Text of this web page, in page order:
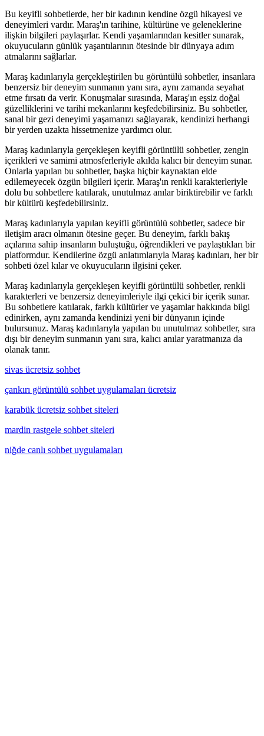
Bu keyifli sohbetlerde, her bir kadının kendine özgü hikayesi ve
deneyimleri vardır. Maraş'ın tarihine, kültürüne ve geleneklerine
ilişkin bilgileri paylaşırlar. Kendi yaşamlarından kesitler sunarak,
okuyucuların günlük yaşantılarının ötesinde bir dünyaya adım
atmalarını sağlarlar.
Maraş kadınlarıyla gerçekleştirilen bu görüntülü sohbetler, insanlara
benzersiz bir deneyim sunmanın yanı sıra, aynı zamanda seyahat
etme fırsatı da verir. Konuşmalar sırasında, Maraş'ın eşsiz doğal
güzelliklerini ve tarihi mekanlarını keşfedebilirsiniz. Bu sohbetler,
sanal bir gezi deneyimi yaşamanızı sağlayarak, kendinizi herhangi
bir yerden uzakta hissetmenize yardımcı olur.
Maraş kadınlarıyla gerçekleşen keyifli görüntülü sohbetler, zengin
içerikleri ve samimi atmosferleriyle akılda kalıcı bir deneyim sunar.
Onlarla yapılan bu sohbetler, başka hiçbir kaynaktan elde
edilemeyecek özgün bilgileri içerir. Maraş'ın renkli karakterleriyle
dolu bu sohbetlere katılarak, unutulmaz anılar biriktirebilir ve farklı
bir kültürü keşfedebilirsiniz.
Maraş kadınlarıyla yapılan keyifli görüntülü sohbetler, sadece bir
iletişim aracı olmanın ötesine geçer. Bu deneyim, farklı bakış
açılarına sahip insanların buluştuğu, öğrendikleri ve paylaştıkları bir
platformdur. Kendilerine özgü anlatımlarıyla Maraş kadınları, her bir
sohbeti özel kılar ve okuyucuların ilgisini çeker.
Maraş kadınlarıyla gerçekleşen keyifli görüntülü sohbetler, renkli
karakterleri ve benzersiz deneyimleriyle ilgi çekici bir içerik sunar.
Bu sohbetlere katılarak, farklı kültürler ve yaşamlar hakkında bilgi
edinirken, aynı zamanda kendinizi yeni bir dünyanın içinde
bulursunuz. Maraş kadınlarıyla yapılan bu unutulmaz sohbetler, sıra
dışı bir deneyim sunmanın yanı sıra, kalıcı anılar yaratmanıza da
olanak tanır.
sivas ücretsiz sohbet
çankırı görüntülü sohbet uygulamaları ücretsiz
karabük ücretsiz sohbet siteleri
mardin rastgele sohbet siteleri
niğde canlı sohbet uygulamaları